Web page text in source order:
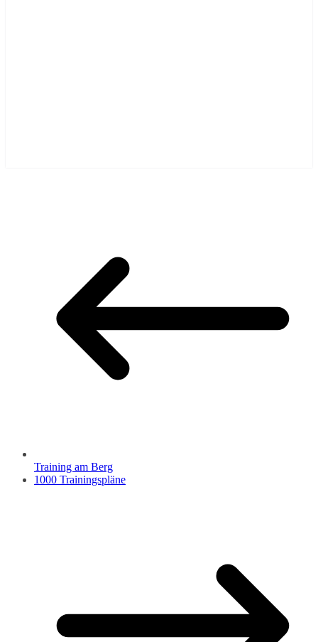
Training am Berg
1000 Trainingspläne